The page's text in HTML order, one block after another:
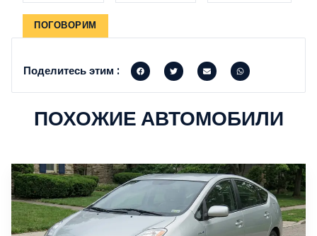
ПОГОВОРИМ
Поделитесь этим :
ПОХОЖИЕ АВТОМОБИЛИ